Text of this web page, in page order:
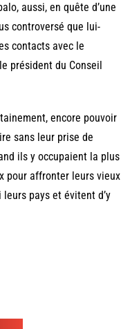
aussi, en quête d’une
controversé que lui-
contacts avec le
président du Conseil
encore pouvoir
sans leur prise de
ils y occupaient la plus
pour affronter leurs vieux
pays et évitent d’y